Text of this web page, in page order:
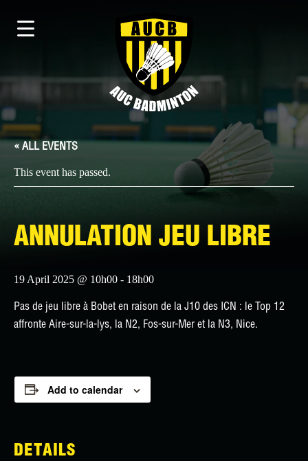
« ALL EVENTS
This event has passed.
ANNULATION JEU LIBRE
19 April 2025 @ 10h00 - 18h00
Pas de jeu libre à Bobet en raison de la J10 des ICN : le Top 12
affronte Aire-sur-la-lys, la N2, Fos-sur-Mer et la N3, Nice.
Add to calendar
DETAILS